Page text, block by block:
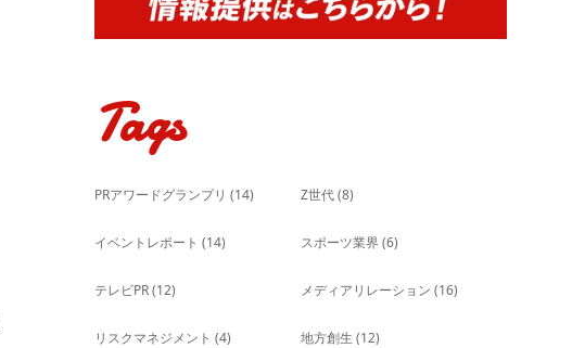
Tags
PRアワードグランプリ (14) Z世代(8)
イベントレポート (14) スポーツ業界 (6)
テレビPR(12) メディアリレーション (16)
リスクマネジメント (4) 地方創生 (12)